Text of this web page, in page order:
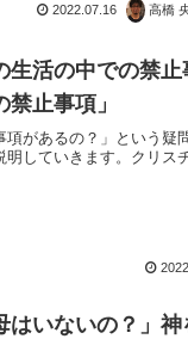
2022.07.16 高橋
生活の中での禁
止事項」
があるの？」という疑
していきます。クリス
はいないの？」神